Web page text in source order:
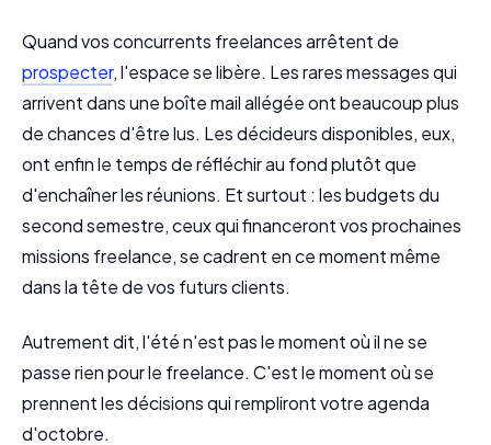
Quand vos concurrents freelances arrêtent de
prospecter, l'espace se libère. Les rares messages qui
arrivent dans une boîte mail allégée ont beaucoup plus
de chances d'être lus. Les décideurs disponibles, eux,
ont enfin le temps de réfléchir au fond plutôt que
d'enchaîner les réunions. Et surtout : les budgets du
second semestre, ceux qui financeront vos prochaines
missions freelance, se cadrent en ce moment même
dans la tête de vos futurs clients.
Autrement dit, l'été n'est pas le moment où il ne se
passe rien pour le freelance. C'est le moment où se
prennent les décisions qui rempliront votre agenda
d'octobre.